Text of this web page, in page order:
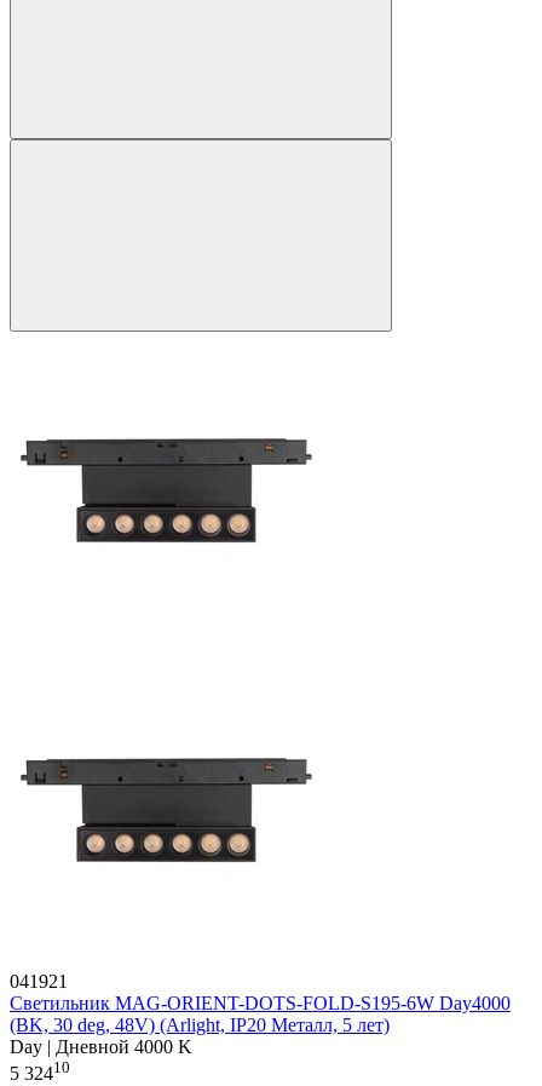
041921
Светильник MAG-ORIENT-DOTS-FOLD-S195-6W Day4000
(BK, 30 deg, 48V) (Arlight, IP20 Металл, 5 лет)
Day | Дневной 4000 K
5 32410